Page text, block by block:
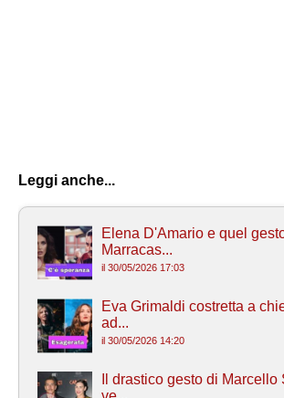
Leggi anche...
Elena D'Amario e quel
Marracas...
il 30/05/2026 17:03
Eva Grimaldi costretta a
ad...
il 30/05/2026 14:20
Il drastico gesto di Marcello